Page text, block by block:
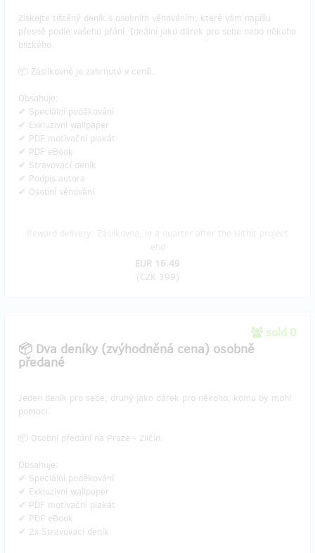
​Získejte tištěný deník s osobním věnováním, které vám napíšu
přesně podle vašeho přání. Ideální jako dárek pro sebe nebo někoho
blízkého.
📦 Zásilkovné je zahrnuté v ceně.
Obsahuje:
✔ Speciální poděkování
✔ Exkluzivní wallpaper
✔ PDF motivační plakát
✔ PDF eBook
✔ Stravovací deník
✔ Podpis autora
✔ Osobní věnování
EUR 16.49
(CZK 399)
sold 0
📦 Dva deníky (zvýhodněná cena) osobně
předané
Jeden deník pro sebe, druhý jako dárek pro někoho, komu by mohl
pomoci.
📦 Osobní předání na Praze - Zličín.
Obsahuje:
✔ Speciální poděkování
✔ Exkluzivní wallpaper
✔ PDF motivační plakát
✔ PDF eBook
✔ 2x Stravovací deník